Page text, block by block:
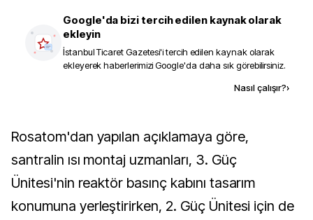
Google'da bizi tercih edilen kaynak olarak
ekleyin
İstanbul Ticaret Gazetesi'i tercih edilen kaynak olarak
ekleyerek haberlerimizi Google'da daha sık görebilirsiniz.
Nasıl çalışır?›
Rosatom'dan yapılan açıklamaya göre,
santralin ısı montaj uzmanları, 3. Güç
Ünitesi'nin reaktör basınç kabını tasarım
konumuna yerleştirirken, 2. Güç Ünitesi için de